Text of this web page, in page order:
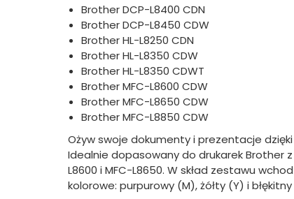
Brother DCP-L8400 CDN
Brother DCP-L8450 CDW
Brother HL-L8250 CDN
Brother HL-L8350 CDW
Brother HL-L8350 CDWT
Brother MFC-L8600 CDW
Brother MFC-L8650 CDW
Brother MFC-L8850 CDW
Ożyw swoje dokumenty i prezentacje
Idealnie dopasowany do drukarek Brother z
L8600 i MFC-L8650. W skład zestawu
kolorowe: purpurowy (M), żółty (Y) i